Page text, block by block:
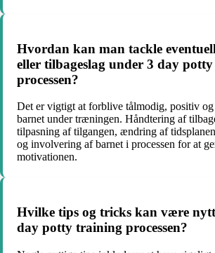
Hvordan kan man tackle
eller tilbageslag under 3 day
processen?
Det er vigtigt at forblive tålmodig, positiv
barnet under træningen. Håndtering af
tilpasning af tilgangen, ændring af
og involvering af barnet i processen for at
motivationen.
Hvilke tips og tricks kan være
day potty training processen?